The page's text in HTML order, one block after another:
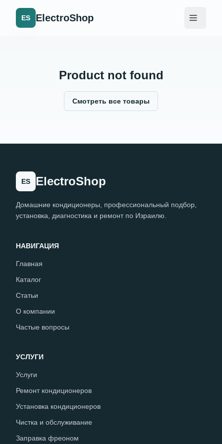
ES ElectroShop
Product not found
Смотреть все товары
ES ElectroShop
Домашние кондиционеры, профессиональный подбор,
установка, диагностика и ремонт по Израилю.
НАВИГАЦИЯ
Главная
Каталог
Статьи
О компании
Частые вопросы
УСЛУГИ
Услуги
Ремонт кондиционеров
Установка кондиционеров
Чистка и обслуживание
Заправка фреоном